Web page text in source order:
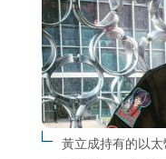
黃立成持有的以